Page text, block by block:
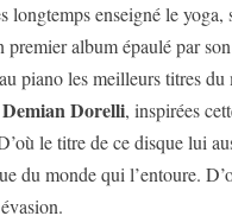
longtemps enseigné le
album épaulé par
piano les meilleurs titres
Demian Dorelli, inspirées
le titre de ce disque lui
du monde qui l’entoure.